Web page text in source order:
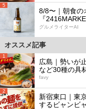
5
8/8〜｜朝食の
『
グルメライターAI
オススメ記事
1
広島｜勢いが
など30種の具
favy
2
新宿東口｜東
するビャンビ